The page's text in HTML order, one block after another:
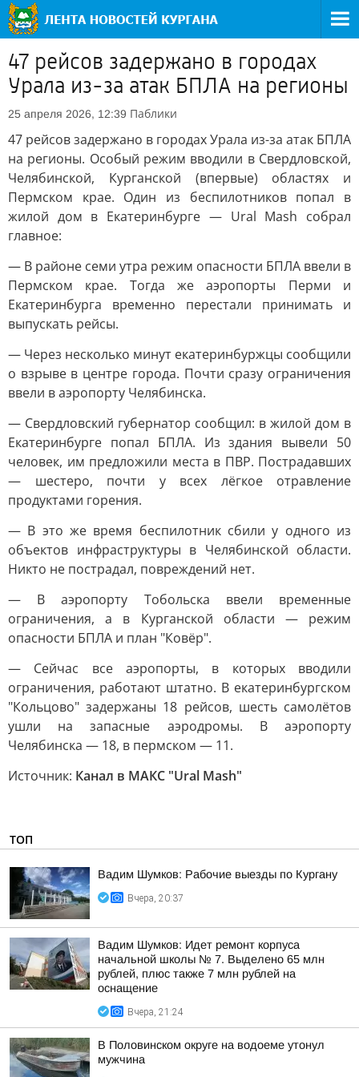
47 рейсов задержано в городах
Урала из-за атак БПЛА на регионы
25 апреля 2026, 12:39 Паблики
47 рейсов задержано в городах Урала из-за атак БПЛА
на регионы. Особый режим вводили в Свердловской,
Челябинской, Курганской (впервые) областях и
Пермском крае. Один из беспилотников попал в
жилой дом в Екатеринбурге — Ural Mash собрал
главное:
— В районе семи утра режим опасности БПЛА ввели в
Пермском крае. Тогда же аэропорты Перми и
Екатеринбурга временно перестали принимать и
выпускать рейсы.
— Через несколько минут екатеринбуржцы сообщили
о взрыве в центре города. Почти сразу ограничения
ввели в аэропорту Челябинска.
— Свердловский губернатор сообщил: в жилой дом в
Екатеринбурге попал БПЛА. Из здания вывели 50
человек, им предложили места в ПВР. Пострадавших
— шестеро, почти у всех лёгкое отравление
продуктами горения.
— В это же время беспилотник сбили у одного из
объектов инфраструктуры в Челябинской области.
Никто не пострадал, повреждений нет.
— В аэропорту Тобольска ввели временные
ограничения, а в Курганской области — режим
опасности БПЛА и план "Ковёр".
— Сейчас все аэропорты, в которых вводили
ограничения, работают штатно. В екатеринбургском
"Кольцово" задержаны 18 рейсов, шесть самолётов
ушли на запасные аэродромы. В аэропорту
Челябинска — 18, в пермском — 11.
Источник: Канал в МАКС "Ural Mash"
ТОП
Вадим Шумков: Рабочие выезды по Кургану
Вчера, 20:37
Вадим Шумков: Идет ремонт корпуса
начальной школы № 7. Выделено 65 млн
рублей, плюс также 7 млн рублей на
оснащение
Вчера, 21:24
В Половинском округе на водоеме утонул
мужчина